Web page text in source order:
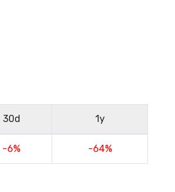
30d 1y
-6% -64%